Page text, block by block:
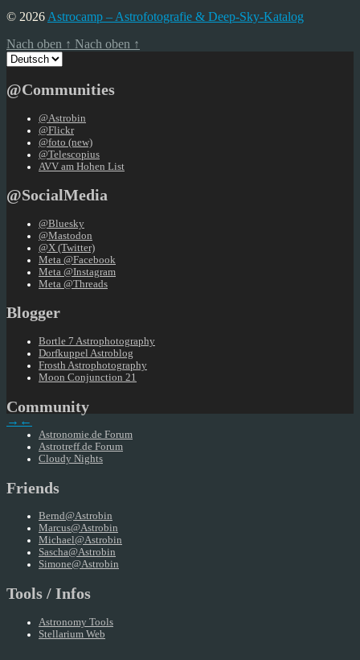
© 2026Astrocamp – Astrofotografie & Deep-Sky-Katalog
Nach oben ↑ Nach oben ↑
Sprache
auswählen
@Communities
@Astrobin
@Flickr
@foto (new)
@Telescopius
AVV am Hohen List
@SocialMedia
@Bluesky
@Mastodon
@X (Twitter)
Meta @Facebook
Meta @Instagram
Meta @Threads
Blogger
Bortle 7 Astrophotography
Dorfkuppel Astroblog
Frosth Astrophotography
Moon Conjunction 21
Community
Astronomie.de Forum
Astrotreff.de Forum
Cloudy Nights
Friends
Bernd@Astrobin
Marcus@Astrobin
Michael@Astrobin
Sascha@Astrobin
Simone@Astrobin
Tools / Infos
Astronomy Tools
Stellarium Web
→ ←